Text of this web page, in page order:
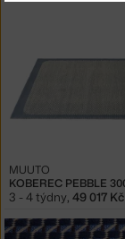
MUUTO
3 - 4 týdny, 49 017 Kč